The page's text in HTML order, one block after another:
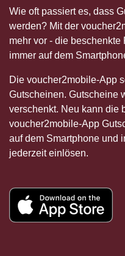
Wie oft passiert es, dass
werden? Mit der
mehr vor - die
immer auf dem
Die voucher2mobile-App
Gutscheinen. Gutscheine
verschenkt. Neu kann die
voucher2mobile-App
auf dem Smartphone und
jederzeit einlösen.